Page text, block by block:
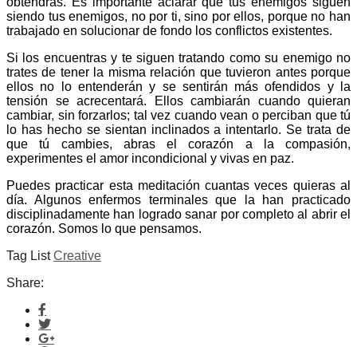
siendo tus enemigos, no por ti, sino por ellos, porque no han
trabajado en solucionar de fondo los conflictos existentes.
Si los encuentras y te siguen tratando como su enemigo no
trates de tener la misma relación que tuvieron antes porque
ellos no lo entenderán y se sentirán más ofendidos y la
tensión se acrecentará. Ellos cambiarán cuando quieran
cambiar, sin forzarlos; tal vez cuando vean o perciban que tú
lo has hecho se sientan inclinados a intentarlo. Se trata de
que tú cambies, abras el corazón a la compasión,
experimentes el amor incondicional y vivas en paz.
Puedes practicar esta meditación cuantas veces quieras al
día. Algunos enfermos terminales que la han practicado
disciplinadamente han logrado sanar por completo al abrir el
corazón. Somos lo que pensamos.
Tag List Creative
Share: